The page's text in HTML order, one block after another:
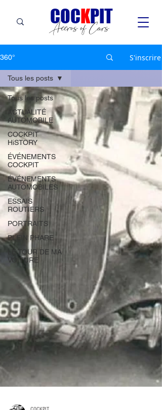
Accros of Cars
COCKPIT
360° S'inscrire
Tous les posts
ACTUALITÉ
AUTOMOBILE
COCKPIT
HiSTORY
ÉVÉNEMENTS
COCKPIT
ÉVÉNEMENTS
AUTOMOBILES
ESSAIS
ROUTIERS
PORTRAITS
PLEIN PHARE
LE TOUR DE MA
VOITURE
Tous les posts